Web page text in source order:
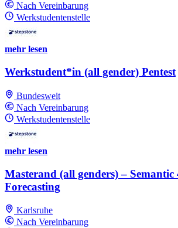
Nach Vereinbarung
Werkstudentenstelle
mehr lesen
Werkstudent*in (all gender) Pentest
Bundesweit
Nach Vereinbarung
Werkstudentenstelle
mehr lesen
Masterand (all genders) –
Forecasting
Karlsruhe
Nach Vereinbarung